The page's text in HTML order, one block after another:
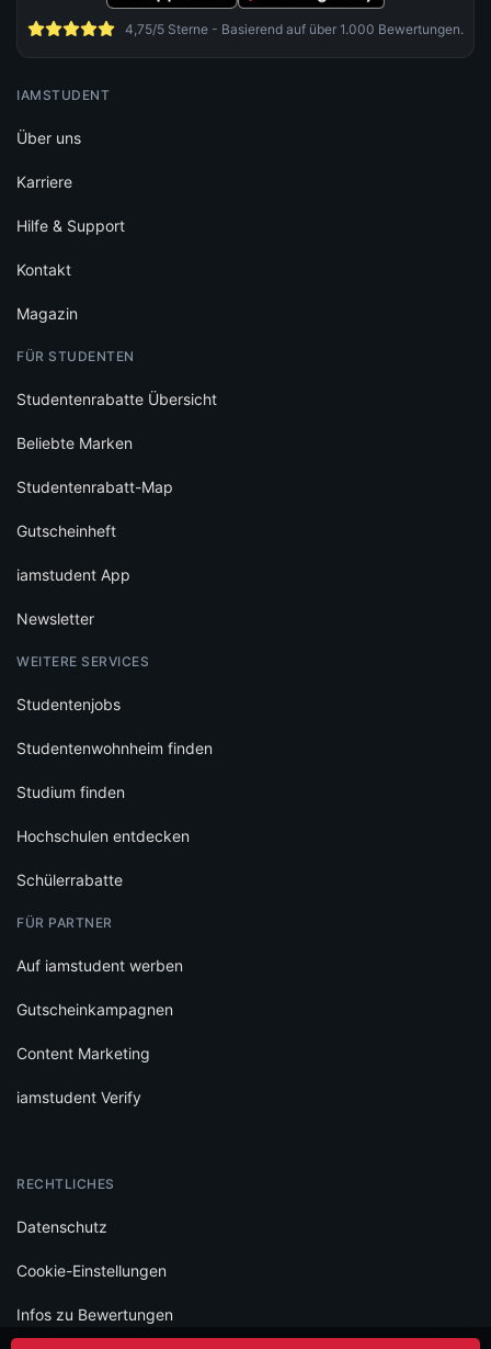
4,75/5 Sterne - Basierend auf über 1.000 Bewertungen.
IAMSTUDENT
Über uns
Karriere
Hilfe & Support
Kontakt
Magazin
FÜR STUDENTEN
Studentenrabatte Übersicht
Beliebte Marken
Studentenrabatt-Map
Gutscheinheft
iamstudent App
Newsletter
WEITERE SERVICES
Studentenjobs
Studentenwohnheim finden
Studium finden
Hochschulen entdecken
Schülerrabatte
FÜR PARTNER
Auf iamstudent werben
Gutscheinkampagnen
Content Marketing
iamstudent Verify
RECHTLICHES
Datenschutz
Cookie-Einstellungen
Infos zu Bewertungen